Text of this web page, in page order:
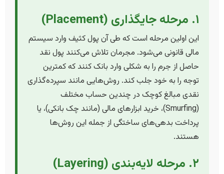
۱. مرحله جایگذاری (Placement)
این اولین مرحله است که طی آن پول کثیف وارد سیستم
مالی قانونی می‌شود. مجرمان تلاش می‌کنند پول نقد
حاصل از جرم را به شکلی وارد بانک کنند که کمترین
توجه را به خود جلب کند. روش‌هایی مانند سپرده‌گذاری
نقدی مبالغ کوچک در چندین حساب مختلف
(Smurfing)، خرید ابزارهای مالی (مانند چک بانکی)، یا
پرداخت بدهی‌های ساختگی از جمله این روش‌ها
هستند.
۲. مرحله لایه‌بندی (Layering)